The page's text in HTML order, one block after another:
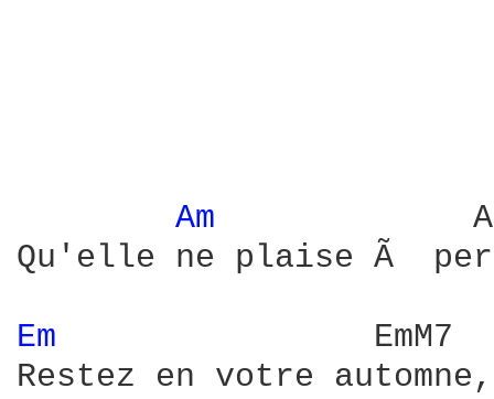
Am
Qu'elle ne plaise Ã
Em
Restez en votre